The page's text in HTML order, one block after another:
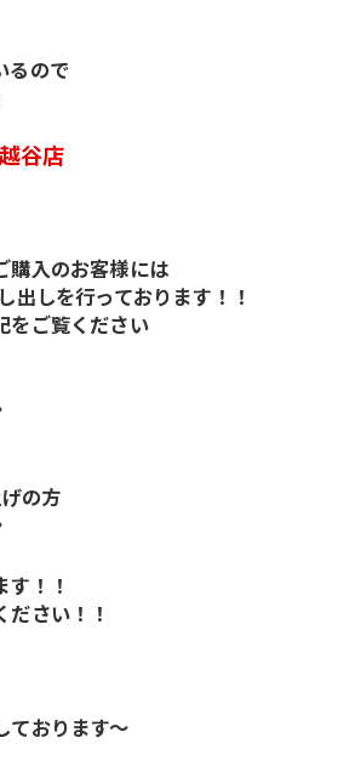
るので
谷店
購入のお客様には
出しを行っております！！
をご覧ください
の方
！！
さい！！
ております～